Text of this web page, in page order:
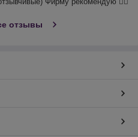
отзывы